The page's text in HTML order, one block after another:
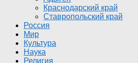
Краснодарский край
Ставропольский край
Россия
Мир
Культура
Наука
Религия